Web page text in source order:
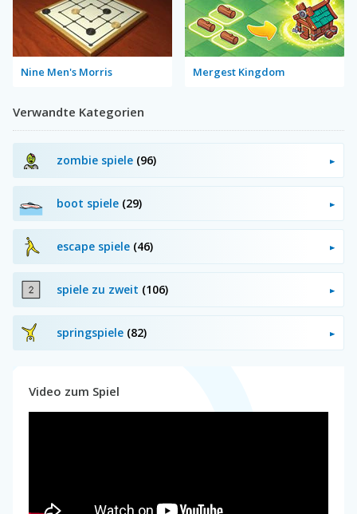
Nine Men's Morris Mergest Kingdom
Verwandte Kategorien
zombie spiele (96)
boot spiele (29)
escape spiele (46)
spiele zu zweit (106)
springspiele (82)
Video zum Spiel